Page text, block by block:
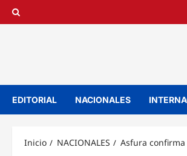
Saltar
EDITORIAL NACIONALES
Inicio NACIONALES Asfura